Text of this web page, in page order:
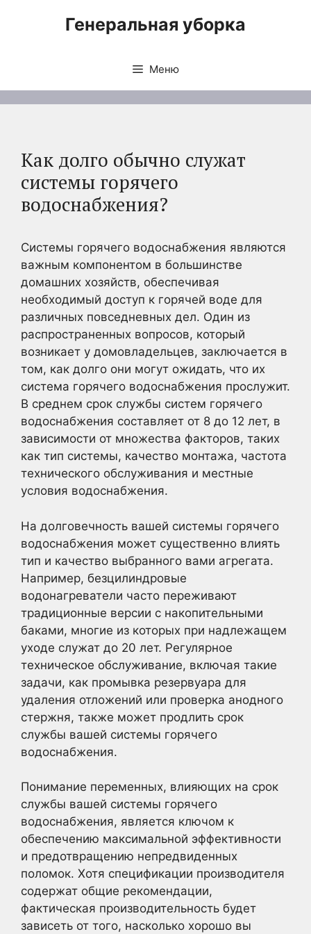
Генеральная уборка
Меню
Как долго обычно служат
системы горячего
водоснабжения?
Системы горячего водоснабжения являются
важным компонентом в большинстве
домашних хозяйств, обеспечивая
необходимый доступ к горячей воде для
различных повседневных дел. Один из
распространенных вопросов, который
возникает у домовладельцев, заключается в
том, как долго они могут ожидать, что их
система горячего водоснабжения прослужит.
В среднем срок службы систем горячего
водоснабжения составляет от 8 до 12 лет, в
зависимости от множества факторов, таких
как тип системы, качество монтажа, частота
технического обслуживания и местные
условия водоснабжения.
На долговечность вашей системы горячего
водоснабжения может существенно влиять
тип и качество выбранного вами агрегата.
Например, безцилиндровые
водонагреватели часто переживают
традиционные версии с накопительными
баками, многие из которых при надлежащем
уходе служат до 20 лет. Регулярное
техническое обслуживание, включая такие
задачи, как промывка резервуара для
удаления отложений или проверка анодного
стержня, также может продлить срок
службы вашей системы горячего
водоснабжения.
Понимание переменных, влияющих на срок
службы вашей системы горячего
водоснабжения, является ключом к
обеспечению максимальной эффективности
и предотвращению непредвиденных
поломок. Хотя спецификации производителя
содержат общие рекомендации,
фактическая производительность будет
зависеть от того, насколько хорошо вы